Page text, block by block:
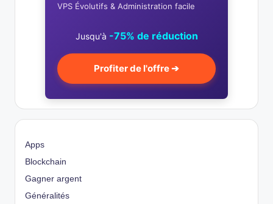
VPS Évolutifs & Administration facile
Jusqu'à -75% de réduction
Profiter de l'offre ➔
Apps
Blockchain
Gagner argent
Généralités